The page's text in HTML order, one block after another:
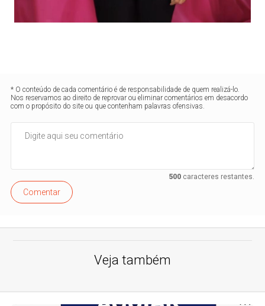
* O conteúdo de cada comentário é de responsabilidade de quem realizá-lo.
Nos reservamos ao direito de reprovar ou eliminar comentários em desacordo
com o propósito do site ou que contenham palavras ofensivas.
500caracteres restantes.
Comentar
Veja também